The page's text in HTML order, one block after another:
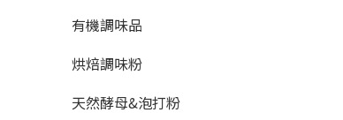
有機調味品
烘焙調味粉
天然酵母&泡打粉